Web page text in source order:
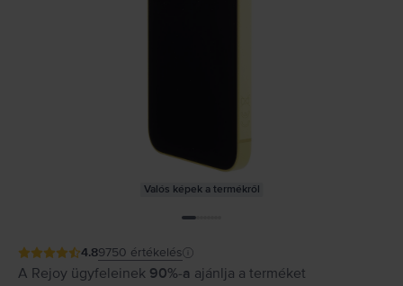
Valós képek a termékről
4.89750 értékelés
A Rejoy ügyfeleinek 90%-a ajánlja a terméket